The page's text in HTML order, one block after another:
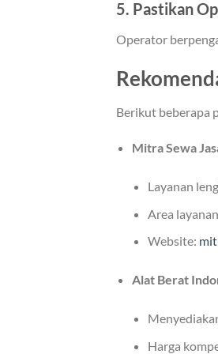
5. Pastikan
Operator
Berikut beberapa
Mitra Sewa
Layanan
Area
Website:
Alat Berat
Harga